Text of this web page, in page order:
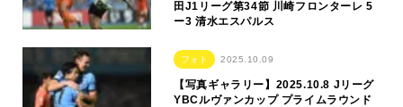
田J1リーグ第34節 川崎フロンターレ 5
ー3 清水エスパルス
フォト 2025.10.09
【写真ギャラリー】2025.10.8 Jリーグ
YBCルヴァンカップ プライムラウンド